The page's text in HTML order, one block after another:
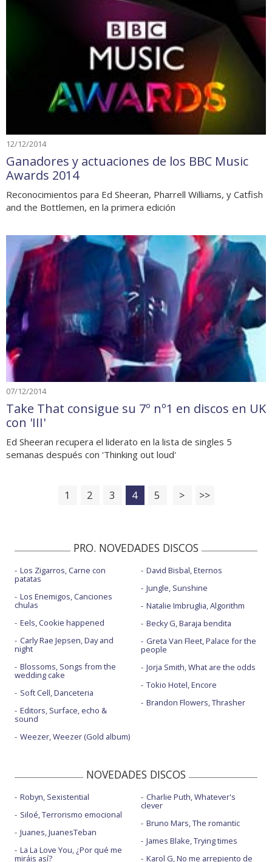
12/12/2014
Ganadores y actuaciones de los BBC Music
Awards 2014
Reconocimientos para Ed Sheeran, Pharrell Williams, y Catfish
and the Bottlemen, en la primera edición
07/12/2014
Take That consigue su 7º nº1 en discos en UK
con 'III'
Ed Sheeran recupera el liderato en la lista de singles 5
semanas después con 'Thinking out loud'
1 2 3 4 5 > >>
PRO. NOVEDADES DISCOS
Los Zigarros, Carne con
patatas
Los Enemigos, Canciones
chulas
Eels, Cookie happened
Carly Rae Jepsen, Day and
night
Blossoms, Songs from the
wedding cake
Soft Cell, Danceteria
Editors, Surface, echo &
sound
Weezer, Weezer (Gold album)
David Bisbal, Eternos
Jungle, Sunshine
Natalie Imbruglia, Algorithm
Becky G, Baraja bendita
Greta Van Fleet, Palace for the
people
Jorja Smith, What are the odds
Tokio Hotel, Encore
Brandon Flowers, Thrasher
NOVEDADES DISCOS
Robyn, Sexistential
Siloé, Terrorismo emocional
Juanes, JuanesTeban
La La Love You, ¿Por qué me
miráis así?
Charlie Puth, Whatever's
clever
Bruno Mars, The romantic
James Blake, Trying times
Karol G, No me arrepiento de